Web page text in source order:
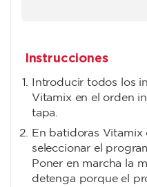
Instrucciones
Introducir todos los
Vitamix en el orden
tapa.
En batidoras Vitamix
seleccionar el
Poner en marcha la
detenga porque el